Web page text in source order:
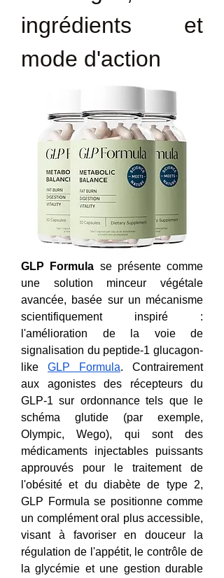
ingrédients et
mode d'action
GLP Formula se présente comme
une solution minceur végétale
avancée, basée sur un mécanisme
scientifiquement inspiré :
l'amélioration de la voie de
signalisation du peptide-1 glucagon-
like GLP Formula. Contrairement
aux agonistes des récepteurs du
GLP-1 sur ordonnance tels que le
schéma glutide (par exemple,
Olympic, Wego), qui sont des
médicaments injectables puissants
approuvés pour le traitement de
l'obésité et du diabète de type 2,
GLP Formula se positionne comme
un complément oral plus accessible,
visant à favoriser en douceur la
régulation de l'appétit, le contrôle de
la glycémie et une gestion durable